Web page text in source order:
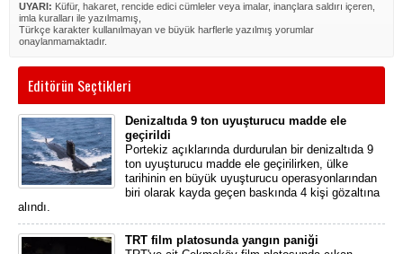
UYARI: Küfür, hakaret, rencide edici cümleler veya imalar, inançlara saldırı içeren,
imla kuralları ile yazılmamış,
Türkçe karakter kullanılmayan ve büyük harflerle yazılmış yorumlar
onaylanmamaktadır.
Editörün Seçtikleri
Denizaltıda 9 ton uyuşturucu madde ele
geçirildi
Portekiz açıklarında durdurulan bir denizaltıda 9
ton uyuşturucu madde ele geçirilirken, ülke
tarihinin en büyük uyuşturucu operasyonlarından
biri olarak kayda geçen baskında 4 kişi gözaltına
alındı.
TRT film platosunda yangın paniği